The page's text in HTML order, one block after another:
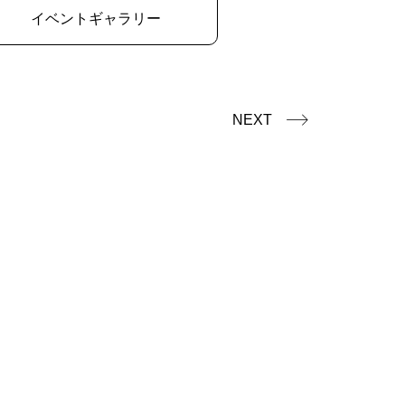
イベントギャラリー
NEXT